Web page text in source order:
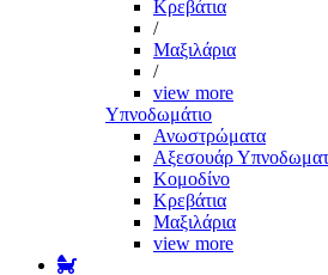
Κρεβάτια
/
Μαξιλάρια
/
view more
Υπνοδωμάτιο
Ανωστρώματα
Αξεσουάρ
Κομοδίνο
Κρεβάτια
Μαξιλάρια
view more